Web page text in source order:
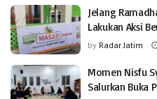
Jelang
Lakukan Aksi
by Radar Jatim
Momen Nisfu
Salurkan Buka